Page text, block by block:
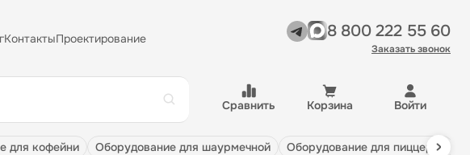
КонтактыПроектирование 8 800 222 55 60
Заказать звонок
Сравнить Корзина Войти
для кофейни оборудование для шаурмечной оборудование для пиццерии